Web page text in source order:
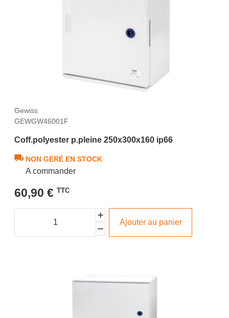
Gewiss
GEWGW46001F
Coff.polyester p.pleine 250x300x160 ip66
NON GÉRÉ EN STOCK
A commander
60,90 € TTC
Ajouter au panier